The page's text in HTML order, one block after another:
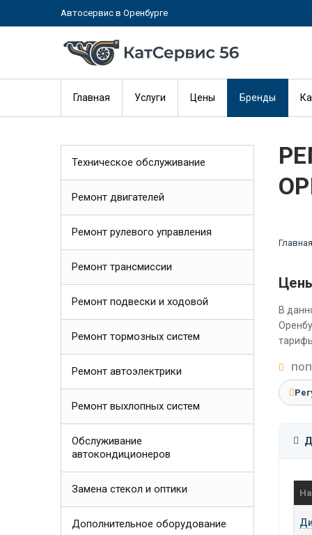
Автосервис в Оренбурге
Главная Услуги Цены Бренды
Главная
В
Техническое обслуживание
Ремонт двигателей
Ремонт рулевого управления
Ремонт трансмиссии
Ремонт подвески и ходовой
Ремонт тормозных систем
Ремонт автоэлектрики
Ремонт выхлопных систем
Обслуживание
автокондиционеров
Замена стекол и оптики
Дополнительное оборудование